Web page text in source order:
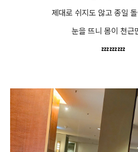
제대로 쉬지도 않고 종일
눈을 뜨니 몸이 천근
💤💤💤